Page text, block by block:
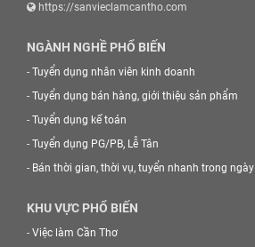
https://sanvieclamcantho.com
NGÀNH NGHỀ PHỔ BIẾN
- Tuyển dụng nhân viên kinh doanh
- Tuyển dụng bán hàng, giới thiệu sản phẩm
- Tuyển dụng kế toán
- Tuyển dụng PG/PB, Lễ Tân
- Bán thời gian, thời vụ, tuyển nhanh trong ngày
KHU VỰC PHỔ BIẾN
- Việc làm Cần Thơ